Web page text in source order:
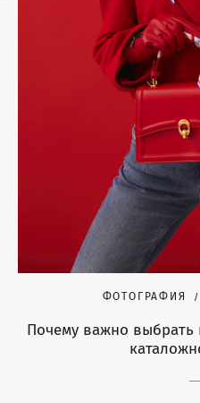
ФОТОГРАФИЯ
Почему важно